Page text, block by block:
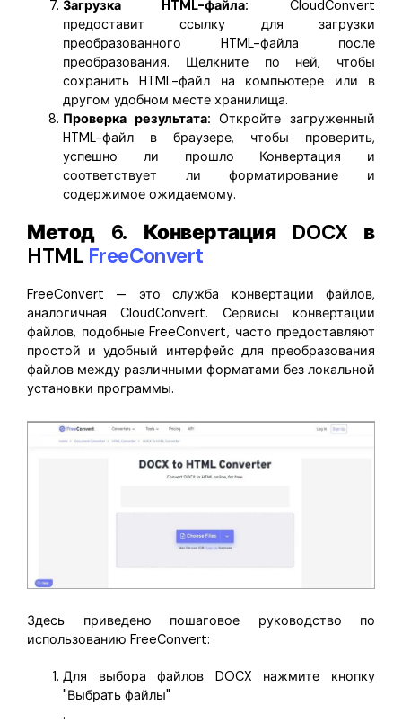
Загрузка HTML-файла: CloudConvert
предоставит ссылку для загрузки
преобразованного HTML-файла после
преобразования. Щелкните по ней, чтобы
сохранить HTML-файл на компьютере или в
другом удобном месте хранилища.
Проверка результата: Откройте загруженный
HTML-файл в браузере, чтобы проверить,
успешно ли прошло Конвертация и
соответствует ли форматирование и
содержимое ожидаемому.
Метод 6. Конвертация DOCX в
HTML FreeConvert
FreeConvert — это служба конвертации файлов,
аналогичная CloudConvert. Сервисы конвертации
файлов, подобные FreeConvert, часто предоставляют
простой и удобный интерфейс для преобразования
файлов между различными форматами без локальной
установки программы.
Здесь приведено пошаговое руководство по
использованию FreeConvert:
Для выбора файлов DOCX нажмите кнопку
"Выбрать файлы"
.